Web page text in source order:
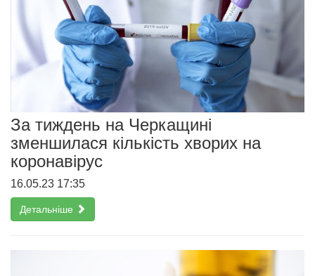
За тиждень на Черкащині
зменшилася кількість хворих на
коронавірус
16.05.23 17:35
Детальніше